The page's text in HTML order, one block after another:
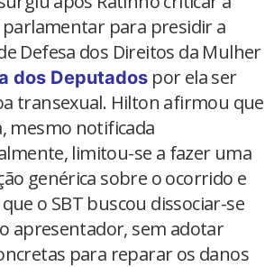
parlamentar para presidir a
Defesa dos Direitos da Mulher
dos Deputadospor ela ser
transexual. Hilton afirmou que
mesmo notificada
limitou-se a fazer uma
genérica sobre o ocorrido e
o SBT buscou dissociar-se
apresentador, sem adotar
para reparar os danos